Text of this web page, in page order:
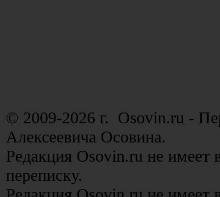
© 2009-2026 г. Osovin.ru -
Алексеевича Осовина.
Редакция Osovin.ru не имеет
переписку.